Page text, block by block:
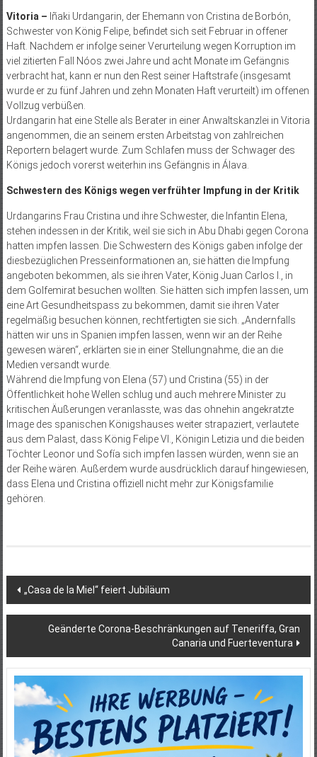
Vitoria – Iñaki Urdangarin, der Ehemann von Cristina de Borbón,
Schwester von König Felipe, befindet sich seit Februar in offener
Haft. Nachdem er infolge seiner Verurteilung wegen Korruption im
viel zitierten Fall Nóos zwei Jahre und acht Monate im Gefängnis
verbracht hat, kann er nun den Rest seiner Haftstrafe (insgesamt
wurde er zu fünf Jahren und zehn Monaten Haft verurteilt) im offenen
Vollzug verbüßen.
Urdangarin hat eine Stelle als Berater in einer Anwaltskanzlei in Vitoria
angenommen, die an seinem ersten Arbeitstag von zahlreichen
Reportern belagert wurde. Zum Schlafen muss der Schwager des
Königs jedoch vorerst weiterhin ins Gefängnis in Álava.
Schwestern des Königs wegen verfrühter Impfung in der Kritik
Urdangarins Frau Cristina und ihre Schwester, die Infantin Elena,
stehen indessen in der Kritik, weil sie sich in Abu Dhabi gegen Corona
hatten impfen lassen. Die Schwestern des Königs gaben infolge der
diesbezüglichen Presseinformationen an, sie hätten die Impfung
angeboten bekommen, als sie ihren Vater, König Juan Carlos I., in
dem Golfemirat besuchen wollten. Sie hätten sich impfen lassen, um
eine Art Gesundheitspass zu bekommen, damit sie ihren Vater
regelmäßig besuchen können, rechtfertigten sie sich. „Andernfalls
hätten wir uns in Spanien impfen lassen, wenn wir an der Reihe
gewesen wären“, erklärten sie in einer Stellungnahme, die an die
Medien versandt wurde.
Während die Impfung von Elena (57) und Cristina (55) in der
Öffentlichkeit hohe Wellen schlug und auch mehrere Minister zu
kritischen Äußerungen veranlasste, was das ohnehin angekratzte
Image des spanischen Königshauses weiter strapaziert, verlautete
aus dem Palast, dass König Felipe VI., Königin Letizia und die beiden
Töchter Leonor und Sofía sich impfen lassen würden, wenn sie an
der Reihe wären. Außerdem wurde ausdrücklich darauf hingewiesen,
dass Elena und Cristina offiziell nicht mehr zur Königsfamilie
gehören.
Beitragsnavigation
„Casa de la Miel“ feiert Jubiläum
Geänderte Corona-Beschränkungen auf Teneriffa, Gran
Canaria und Fuerteventura